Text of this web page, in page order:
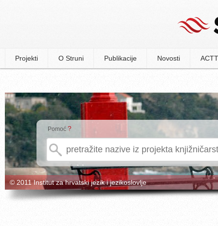
Projekti O Struni Publikacije Novosti
Pomoć ?
© 2011 Institut za hrvatski jezik i jezikoslovlje